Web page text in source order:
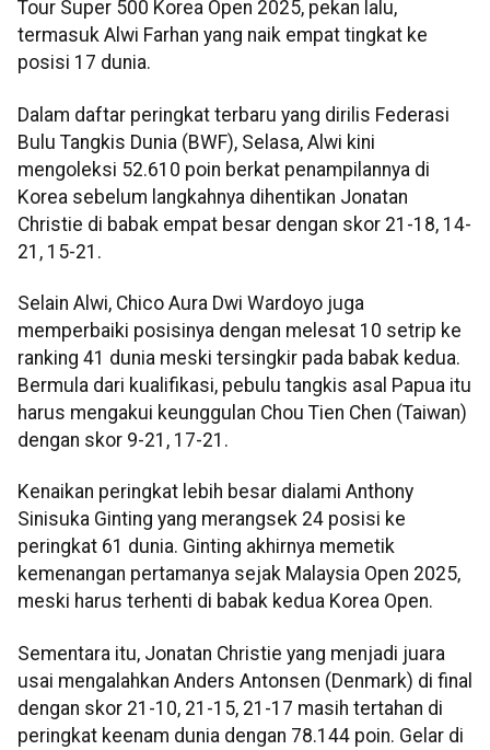
Tour Super 500 Korea Open 2025, pekan lalu,
termasuk Alwi Farhan yang naik empat tingkat ke
posisi 17 dunia.
Dalam daftar peringkat terbaru yang dirilis Federasi
Bulu Tangkis Dunia (BWF), Selasa, Alwi kini
mengoleksi 52.610 poin berkat penampilannya di
Korea sebelum langkahnya dihentikan Jonatan
Christie di babak empat besar dengan skor 21-18, 14-
21, 15-21.
Selain Alwi, Chico Aura Dwi Wardoyo juga
memperbaiki posisinya dengan melesat 10 setrip ke
ranking 41 dunia meski tersingkir pada babak kedua.
Bermula dari kualifikasi, pebulu tangkis asal Papua itu
harus mengakui keunggulan Chou Tien Chen (Taiwan)
dengan skor 9-21, 17-21.
Kenaikan peringkat lebih besar dialami Anthony
Sinisuka Ginting yang merangsek 24 posisi ke
peringkat 61 dunia. Ginting akhirnya memetik
kemenangan pertamanya sejak Malaysia Open 2025,
meski harus terhenti di babak kedua Korea Open.
Sementara itu, Jonatan Christie yang menjadi juara
usai mengalahkan Anders Antonsen (Denmark) di final
dengan skor 21-10, 21-15, 21-17 masih tertahan di
peringkat keenam dunia dengan 78.144 poin. Gelar di